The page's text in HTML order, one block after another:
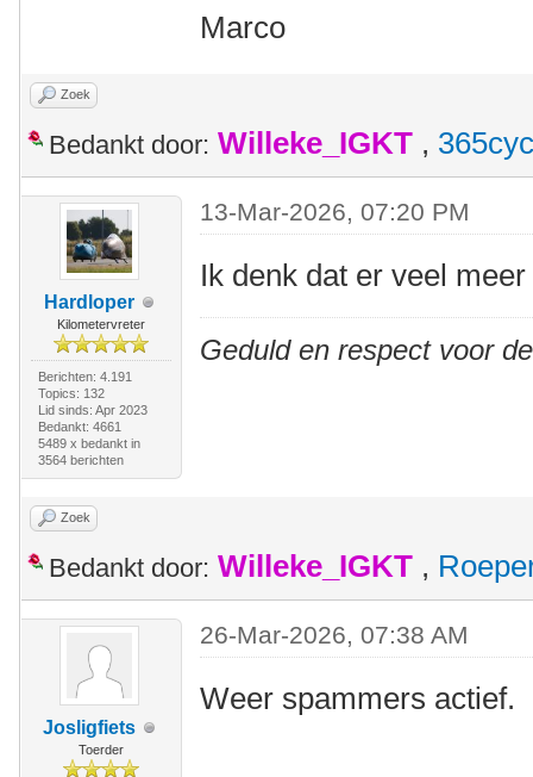
Marco
Zoek
Bedankt door: Willeke_IGKT ,
Hardloper
Kilometervreter
Berichten: 4.191
Topics: 132
Lid sinds: Apr 2023
Bedankt: 4661
5489 x bedankt in
3564 berichten
13-Mar-2026, 07:20 PM
Ik denk dat er veel
Geduld en respect voor
Zoek
Bedankt door: Willeke_IGKT ,
Josligfiets
Toerder
26-Mar-2026, 07:38 AM
Weer spammers actief.